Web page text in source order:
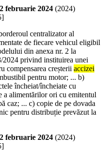
februarie 2024 (2024)
centralizator al
de fiecare vehicul eligibil
din anexa nr. 2 la
2024 privind instituirea unei
compensarea creșterii accizei
pentru motor; ... b)
încheiat/încheiate cu
a alimentărilor ori cu emitentul
caz; ... c) copie de pe dovada
pentru distribuție prevăzut la
februarie 2024 (2024)